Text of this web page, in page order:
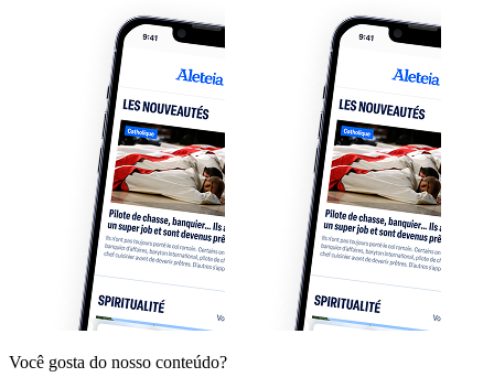
Você gosta do nosso conteúdo?